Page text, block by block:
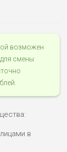
возможен
для смены
в